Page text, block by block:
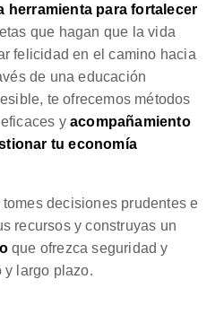
herramienta para fortalecer
que hagan que la vida
felicidad en el camino hacia
de una educación
te ofrecemos métodos
y acompañamiento
tu economía
decisiones prudentes e
recursos y construyas un
que ofrezca seguridad y
y largo plazo.